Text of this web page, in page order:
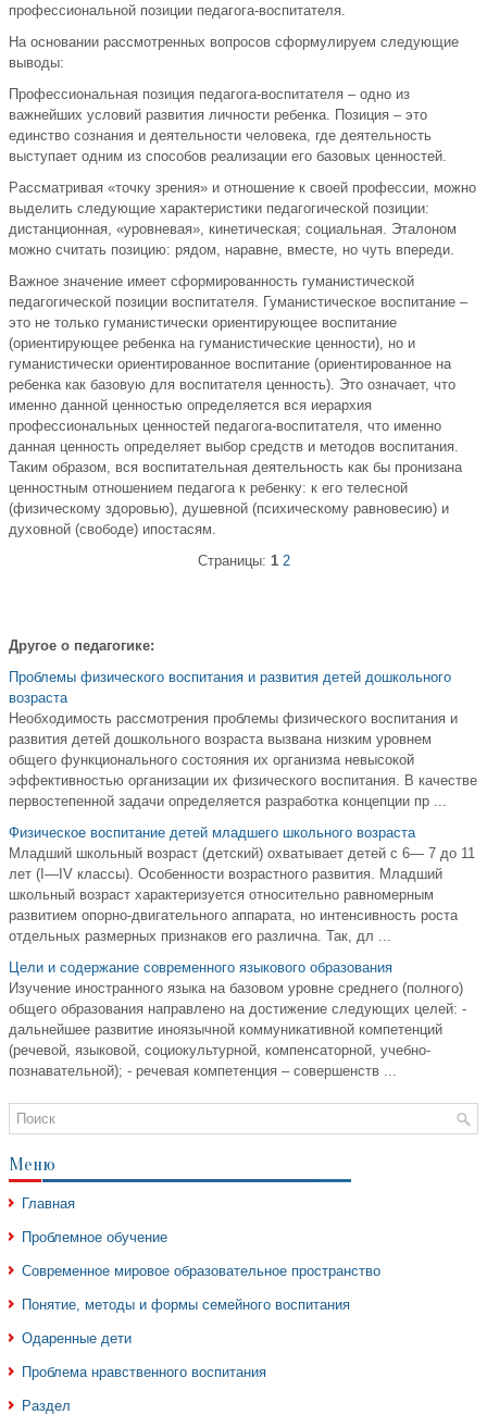
профессиональной позиции педагога-воспитателя.
На основании рассмотренных вопросов сформулируем следующие
выводы:
Профессиональная позиция педагога-воспитателя – одно из
важнейших условий развития личности ребенка. Позиция – это
единство сознания и деятельности человека, где деятельность
выступает одним из способов реализации его базовых ценностей.
Рассматривая «точку зрения» и отношение к своей профессии, можно
выделить следующие характеристики педагогической позиции:
дистанционная, «уровневая», кинетическая; социальная. Эталоном
можно считать позицию: рядом, наравне, вместе, но чуть впереди.
Важное значение имеет сформированность гуманистической
педагогической позиции воспитателя. Гуманистическое воспитание –
это не только гуманистически ориентирующее воспитание
(ориентирующее ребенка на гуманистические ценности), но и
гуманистически ориентированное воспитание (ориентированное на
ребенка как базовую для воспитателя ценность). Это означает, что
именно данной ценностью определяется вся иерархия
профессиональных ценностей педагога-воспитателя, что именно
данная ценность определяет выбор средств и методов воспитания.
Таким образом, вся воспитательная деятельность как бы пронизана
ценностным отношением педагога к ребенку: к его телесной
(физическому здоровью), душевной (психическому равновесию) и
духовной (свободе) ипостасям.
Страницы: 1 2
Другое о педагогике:
Проблемы физического воспитания и развития детей дошкольного
возраста
Необходимость рассмотрения проблемы физического воспитания и
развития детей дошкольного возраста вызвана низким уровнем
общего функционального состояния их организма невысокой
эффективностью организации их физического воспитания. В качестве
первостепенной задачи определяется разработка концепции пр ...
Физическое воспитание детей младшего школьного возраста
Младший школьный возраст (детский) охватывает детей с 6— 7 до 11
лет (I—IV классы). Особенности возрастного развития. Младший
школьный возраст характеризуется относительно равномерным
развитием опорно-двигательного аппарата, но интенсивность роста
отдельных размерных признаков его различна. Так, дл ...
Цели и содержание современного языкового образования
Изучение иностранного языка на базовом уровне среднего (полного)
общего образования направлено на достижение следующих целей: -
дальнейшее развитие иноязычной коммуникативной компетенций
(речевой, языковой, социокультурной, компенсаторной, учебно-
познавательной); - речевая компетенция – совершенств ...
Меню
Главная
Проблемное обучение
Современное мировое образовательное пространство
Понятие, методы и формы семейного воспитания
Одаренные дети
Проблема нравственного воспитания
Раздел